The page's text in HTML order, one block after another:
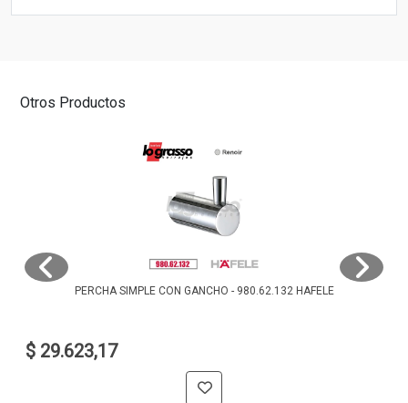
Otros Productos
PERCHA SIMPLE CON GANCHO - 980.62.132 HAFELE
$ 29.623,17